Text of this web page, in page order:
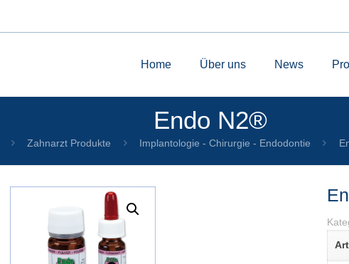
Home Über uns News
Endo N2®
Zahnarzt Produkte Implantologie - Chirurgie - Endodontie